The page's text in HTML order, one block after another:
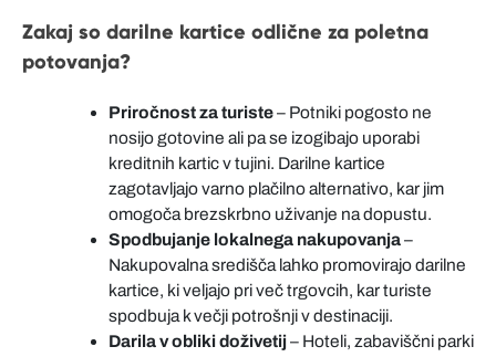
Zakaj so darilne kartice odlične za poletna
potovanja?
Priročnost za turiste– Potniki pogosto ne
nosijo gotovine ali pa se izogibajo uporabi
kreditnih kartic v tujini. Darilne kartice
zagotavljajo varno plačilno alternativo, kar jim
omogoča brezskrbno uživanje na dopustu.
Spodbujanje lokalnega nakupovanja–
Nakupovalna središča lahko promovirajo darilne
kartice, ki veljajo pri več trgovcih, kar turiste
spodbuja k večji potrošnji v destinaciji.
Darila v obliki doživetij– Hoteli, zabaviščni parki